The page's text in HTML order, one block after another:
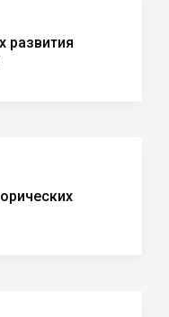
развития